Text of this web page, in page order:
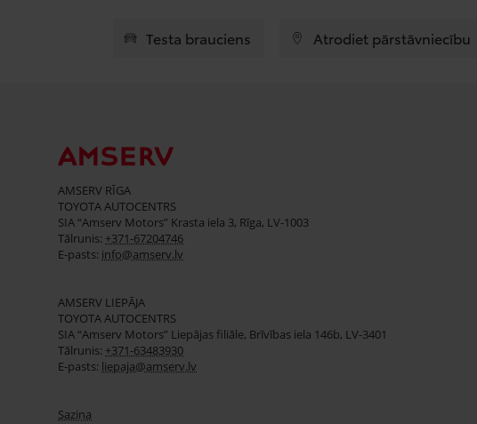
Testa brauciens Atrodiet pārstāvniecību
AMSERV RĪGA
TOYOTA AUTOCENTRS
SIA “Amserv Motors” Krasta iela 3, Rīga, LV-1003
Tālrunis: +371-67204746
E-pasts: info@amserv.lv
AMSERV LIEPĀJA
TOYOTA AUTOCENTRS
SIA “Amserv Motors” Liepājas filiāle, Brīvības iela 146b, LV-3401
Tālrunis: +371-63483930
E-pasts: liepaja@amserv.lv
Saziņa